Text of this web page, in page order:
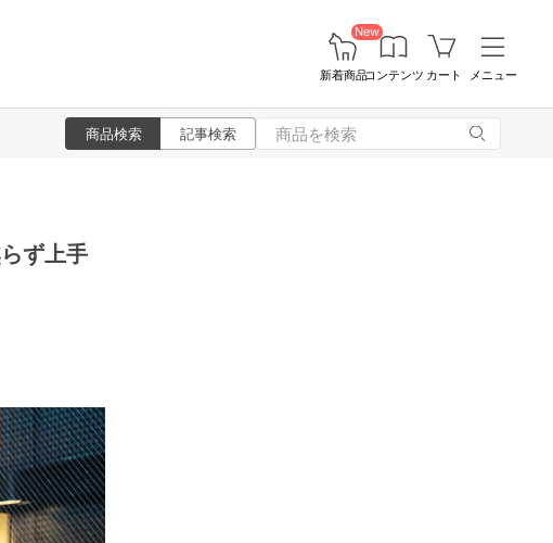
New
新着商品コンテンツ カート メニュー
商品検索 記事検索
ず上手